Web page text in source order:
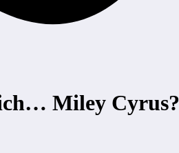
Miley Cyrus?